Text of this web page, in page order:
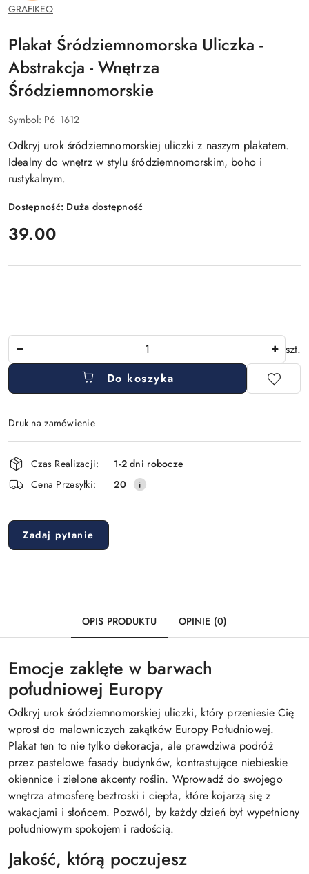
GRAFIKEO
Plakat Śródziemnomorska Uliczka -
Abstrakcja - Wnętrza
Śródziemnomorskie
Symbol: P6_1612
Odkryj urok śródziemnomorskiej uliczki z naszym plakatem.
Idealny do wnętrz w stylu śródziemnomorskim, boho i
rustykalnym.
Dostępność: Duża dostępność
cena:
39.00
szt.
Do koszyka
Druk na zamówienie
Dostępność
i
dostawa
Czas Realizacji:
1-2 dni robocze
Cena Przesyłki:
20
Zadaj pytanie
OPIS PRODUKTU OPINIE (0)
Emocje zaklęte w barwach
południowej Europy
Odkryj urok śródziemnomorskiej uliczki, który przeniesie Cię
wprost do malowniczych zakątków Europy Południowej.
Plakat ten to nie tylko dekoracja, ale prawdziwa podróż
przez pastelowe fasady budynków, kontrastujące niebieskie
okiennice i zielone akcenty roślin. Wprowadź do swojego
wnętrza atmosferę beztroski i ciepła, które kojarzą się z
wakacjami i słońcem. Pozwól, by każdy dzień był wypełniony
południowym spokojem i radością.
Jakość, którą poczujesz